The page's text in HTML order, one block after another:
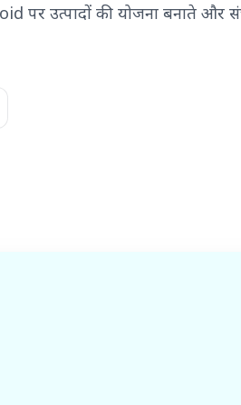
पर उत्पादों की योजना बनाते और